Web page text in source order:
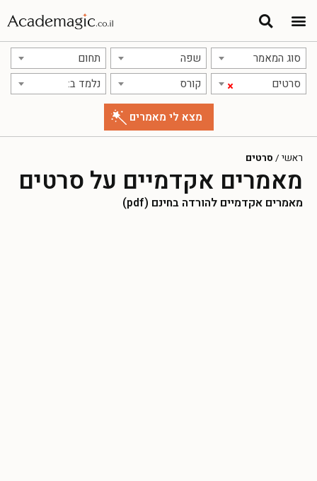
סוג המאמר שפה תחום
× סרטים קורס נלמד ב:
ראשי / סרטים
מאמרים אקדמיים על סרטים
מאמרים אקדמיים להורדה בחינם (pdf)